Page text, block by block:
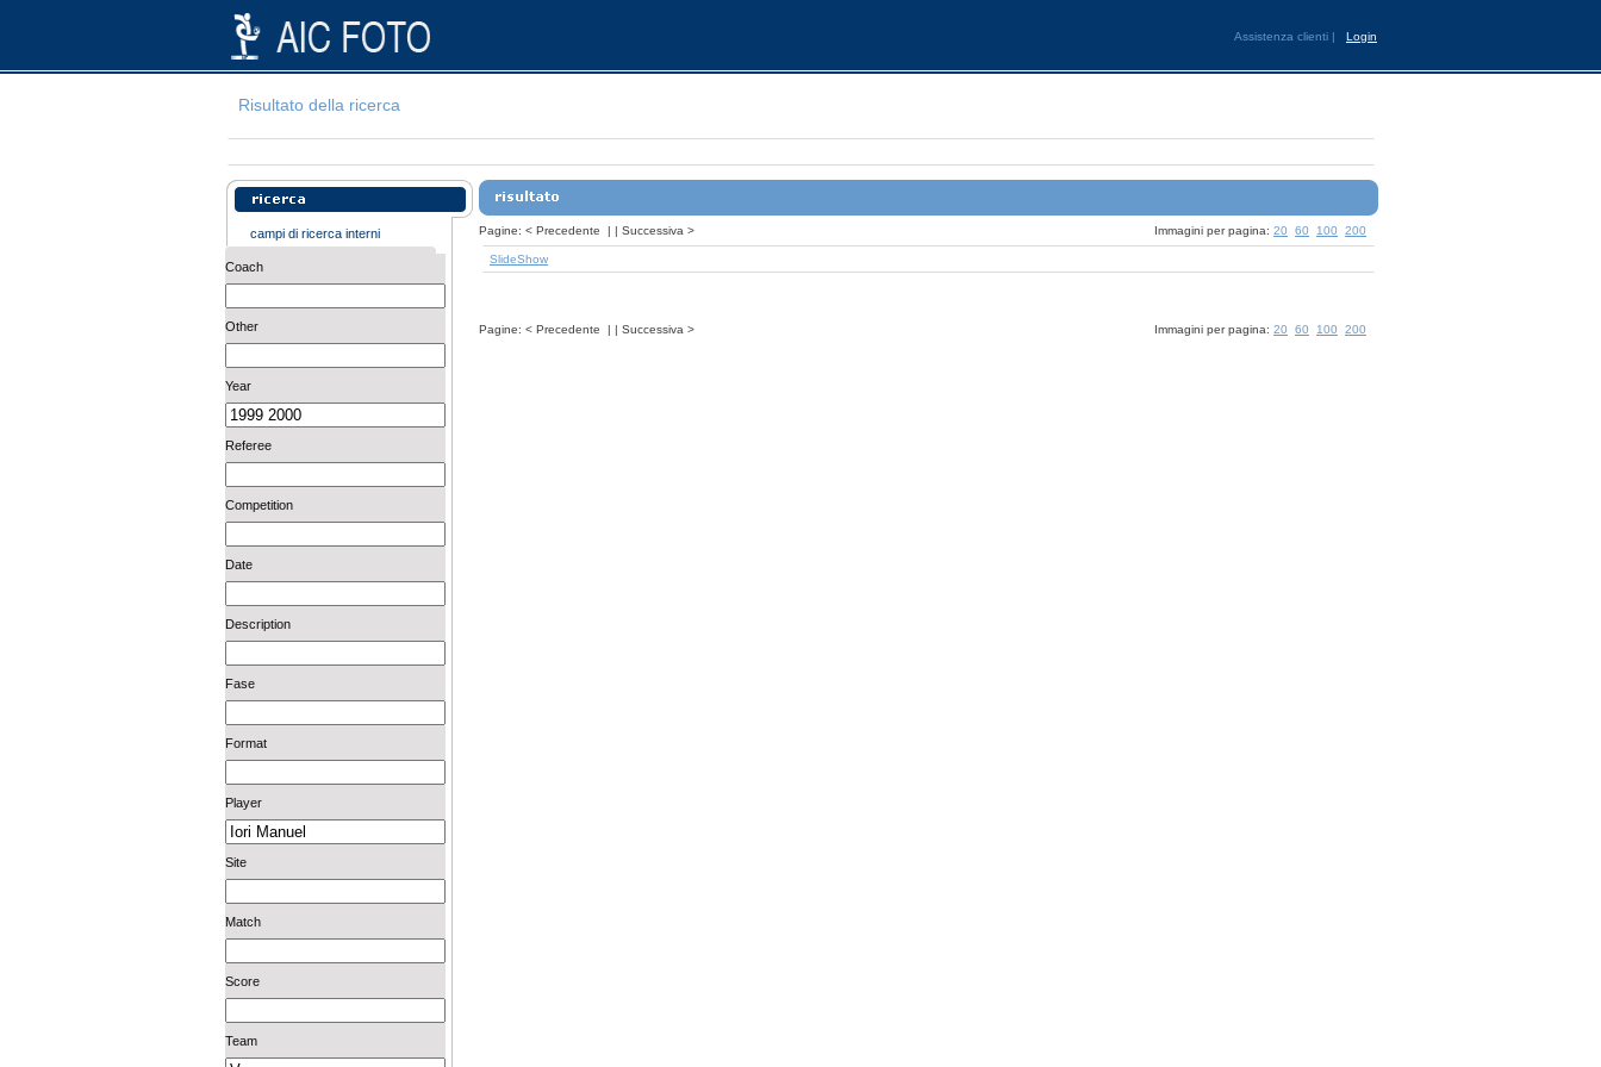
Assistenza clienti | Login
Risultato della ricerca
campi di ricerca interni
Coach
Other
Year
Referee
Competition
Date
Description
Fase
Format
Player
Site
Match
Score
Team
Pagine: < Precedente | | Successiva > Immagini per pagina: 20 60 100 200
SlideShow
Pagine: < Precedente | | Successiva > Immagini per pagina: 20 60 100 200